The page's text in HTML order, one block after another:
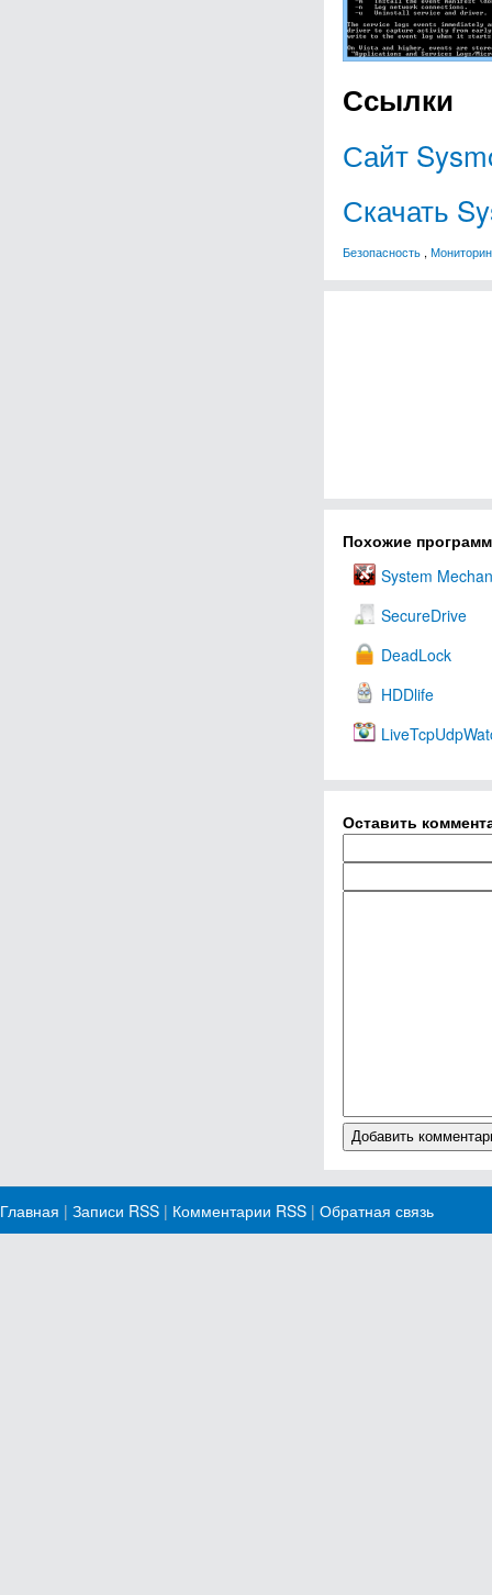
Ссылки
Сайт
Скачать
Безопасность ,
Похожие
System
SecureDrive
DeadLock
HDDlife
Оставить
Главная | Записи RSS | Комментарии RSS | Обратная связь